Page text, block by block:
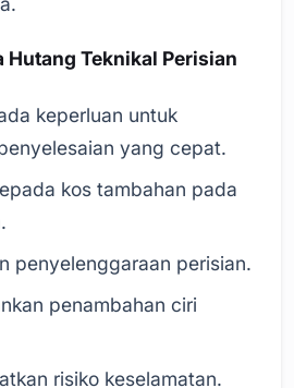
Teknikal Perisian
keperluan untuk
yang cepat.
kos tambahan pada
penyelenggaraan perisian.
penambahan ciri
risiko keselamatan.